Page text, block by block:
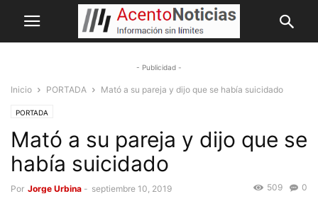
- Publicidad -
Inicio PORTADA Mató a su pareja y dijo que se había suicidado
PORTADA
Mató a su pareja y dijo que se
había suicidado
Por Jorge Urbina - septiembre 10, 2019 0
509